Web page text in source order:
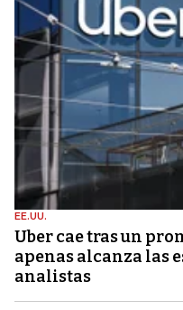
EE.UU.
Uber cae tras un
apenas alcanza las
analistas